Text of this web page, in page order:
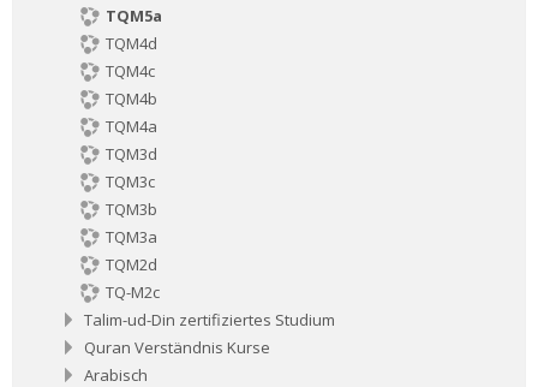
TQM5a
TQM4d
TQM4c
TQM4b
TQM4a
TQM3d
TQM3c
TQM3b
TQM3a
TQM2d
TQ-M2c
Talim-ud-Din zertifiziertes Studium
Quran Verständnis Kurse
Arabisch